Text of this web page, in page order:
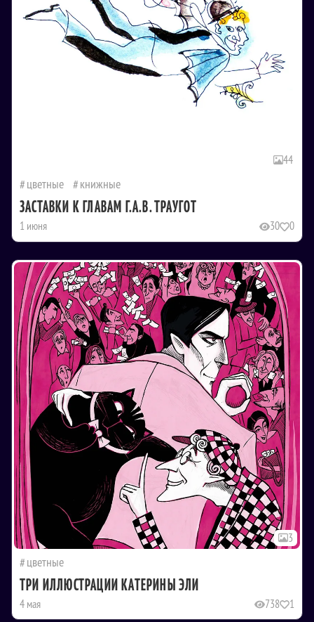
44
цветные книжные
ЗАСТАВКИ К ГЛАВАМ Г.А.В. ТРАУГОТ
1 июня 30 0
3
цветные
ТРИ ИЛЛЮСТРАЦИИ КАТЕРИНЫ ЭЛИ
4 мая 738 1